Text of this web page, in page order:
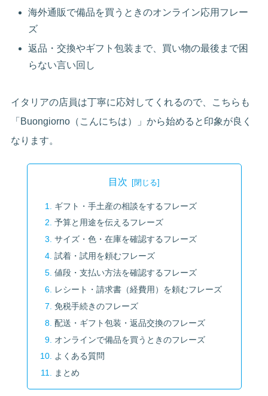
海外通販で備品を買うときのオンライン応用フレー
ズ
返品・交換やギフト包装まで、買い物の最後まで困
らない言い回し
イタリアの店員は丁寧に応対してくれるので、こちらも
「Buongiorno（こんにちは）」から始めると印象が良く
なります。
目次
ギフト・手土産の相談をするフレーズ
予算と用途を伝えるフレーズ
サイズ・色・在庫を確認するフレーズ
試着・試用を頼むフレーズ
値段・支払い方法を確認するフレーズ
レシート・請求書（経費用）を頼むフレーズ
免税手続きのフレーズ
配送・ギフト包装・返品交換のフレーズ
オンラインで備品を買うときのフレーズ
よくある質問
まとめ